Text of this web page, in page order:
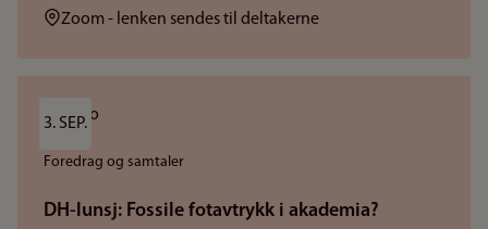
Sted:Zoom - lenken sendes til deltakerne
3. SEP.
Foredrag og samtaler
DH-lunsj: Fossile fotavtrykk i akademia?